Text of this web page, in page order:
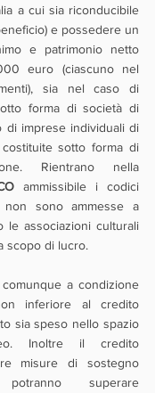
a cui sia riconducibile
e possedere un
e patrimonio netto
euro (ciascuno nel
sia nel caso di
forma di società di
di imprese individuali di
sotto forma di
non sono ammesse a
le associazioni culturali
scopo di lucro.
a condizione
inferiore al credito
sia speso nello spazio
Inoltre il credito
misure di sostegno
superare